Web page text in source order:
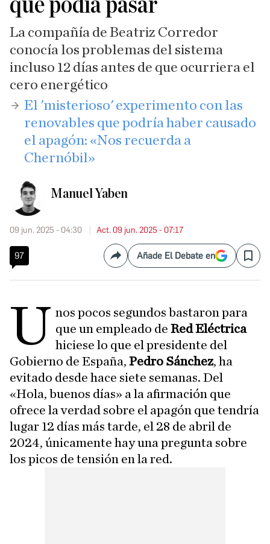
La compañía de Beatriz Corredor
conocía los problemas del sistema
incluso 12 días antes de que ocurriera el
cero energético
​El 'misterioso' experimento con las
renovables que podría haber causado
el apagón: «Nos recuerda a
Chernóbil»
Manuel Yaben
09 jun. 2025 - 04:30 Act. 09 jun. 2025 - 07:17
97 CompartirAñade El Debate en Save
U nos pocos segundos bastaron para
que un empleado deRed Eléctrica
hiciese lo que el presidente del
Gobierno de España, Pedro Sánchez, ha
evitado desde hace siete semanas. Del
«Hola, buenos días» a la afirmación que
ofrece la verdad sobre el apagón que tendría
lugar 12 días más tarde, el 28 de abril de
2024, únicamente hay una pregunta sobre
los picos de tensión en la red.